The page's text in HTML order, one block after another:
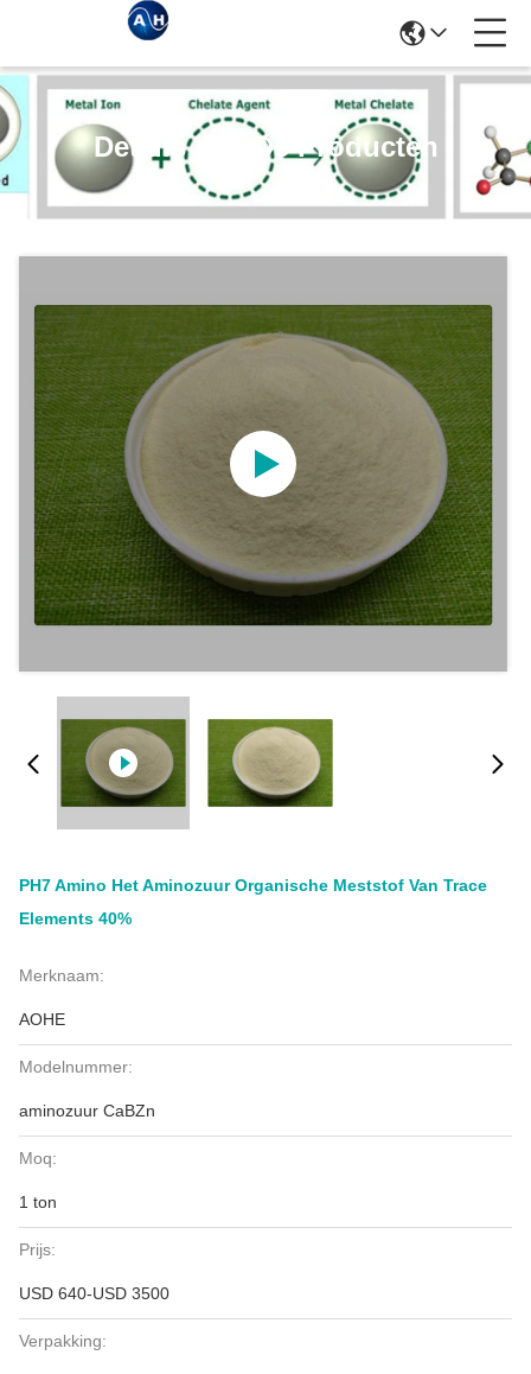
Details Van De Producten
PH7 Amino Het Aminozuur Organische Meststof Van Trace
Elements 40%
Merknaam:
AOHE
Modelnummer:
aminozuur CaBZn
Moq:
1 ton
Prijs:
USD 640-USD 3500
Verpakking: